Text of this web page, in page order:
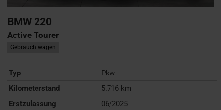
BMW 220
Active Tourer
Gebrauchtwagen
Typ
Pkw
Kilometerstand
5.716 km
Erstzulassung
06/2025